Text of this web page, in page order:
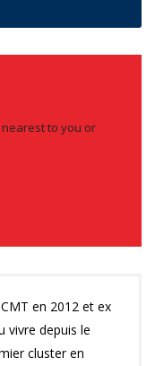
nearest to you or
en 2012 et ex
vivre depuis le
cluster en